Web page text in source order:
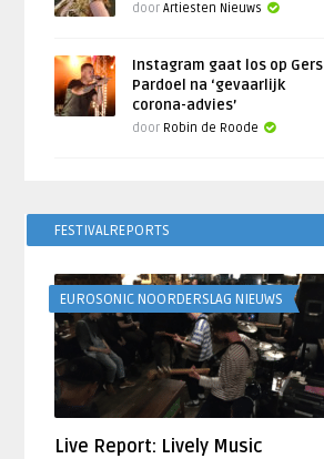
doorArtiesten Nieuws
Instagram gaat los op Gers
Pardoel na ‘gevaarlijk
corona-advies’
door Robin de Roode
FESTIVALREPORTS
EUROSONIC NOORDERSLAG NIEUWS
Live Report: Lively Music